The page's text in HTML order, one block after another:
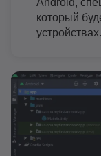
который
устройствах.